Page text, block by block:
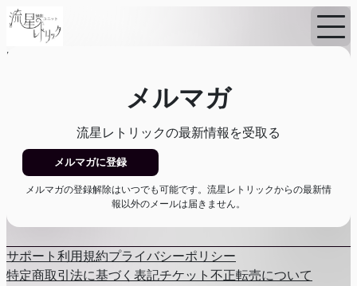
Home
メルマガ
流星レトリックの最新情報を受取る
メルマガに登録
メルマガの登録解除はいつでも可能です。流星レトリックからの最新情
報以外のメールは届きません。
サポート利用規約プライバシーポリシー
特定商取引法に基づく表記チケット不正転売について